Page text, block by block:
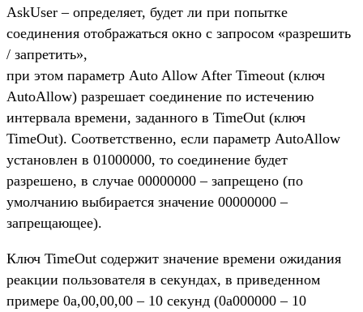
AskUser – определяет, будет ли при попытке
соединения отображаться окно с запросом «разрешить
/ запретить»,
при этом параметр Auto Allow After Timeout (ключ
AutoAllow) разрешает соединение по истечению
интервала времени, заданного в TimeOut (ключ
TimeOut). Соответственно, если параметр AutoAllow
установлен в 01000000, то соединение будет
разрешено, в случае 00000000 – запрещено (по
умолчанию выбирается значение 00000000 –
запрещающее).
Ключ TimeOut содержит значение времени ожидания
реакции пользователя в секундах, в приведенном
примере 0a,00,00,00 – 10 секунд (0a000000 – 10